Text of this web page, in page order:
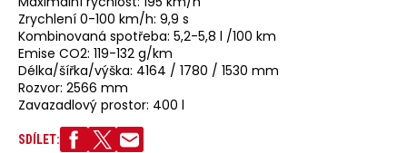
Zrychlení 0-100 km/h: 9,9 s
Kombinovaná spotřeba: 5,2-5,8 l /100 km
Emise CO2: 119-132 g/km
Délka/šířka/výška: 4164 / 1780 / 1530 mm
Rozvor: 2566 mm
Zavazadlový prostor: 400 l
SDÍLET: